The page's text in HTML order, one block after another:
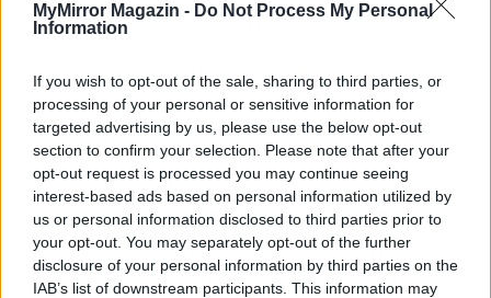
MyMirror Magazin - Do Not Process My Personal
Information
If you wish to opt-out of the sale, sharing to third parties, or
processing of your personal or sensitive information for
targeted advertising by us, please use the below opt-out
section to confirm your selection. Please note that after your
opt-out request is processed you may continue seeing
interest-based ads based on personal information utilized by
us or personal information disclosed to third parties prior to
your opt-out. You may separately opt-out of the further
disclosure of your personal information by third parties on the
IAB’s list of downstream participants. This information may
Minka 11. rész
T. szereti a fiatal lányokat 14. rész